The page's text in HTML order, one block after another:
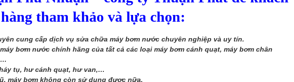
hàng tham khảo và lựa chọn:
cung cấp dịch vụ sửa chữa máy bơm nước chuyên nghiệp và uy tín.
bơm nước chính hãng của tất cả các loại máy bơm cánh quạt, máy bơm chân
tụ, hư cánh quạt, hư van,…
máy bơm không còn sử dụng được nữa.